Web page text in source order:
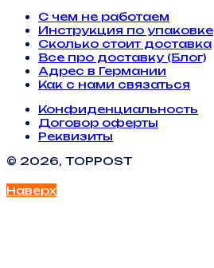
С чем не работаем
Инструкция по упаковке
Сколько стоит доставка
Все про доставку (Блог)
Адрес в Германии
Как с нами связаться
Конфиденциальность
Договор оферты
Реквизиты
© 2026, TOPPOST
Наверх